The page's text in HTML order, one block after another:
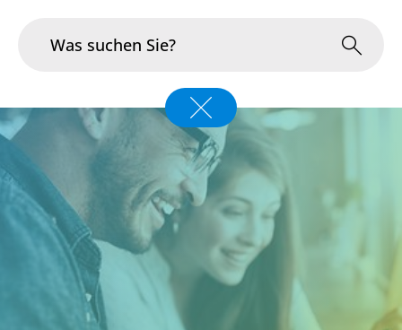
Branchen
Im Fokus
Portfolio
Infrastruktur & Betrieb